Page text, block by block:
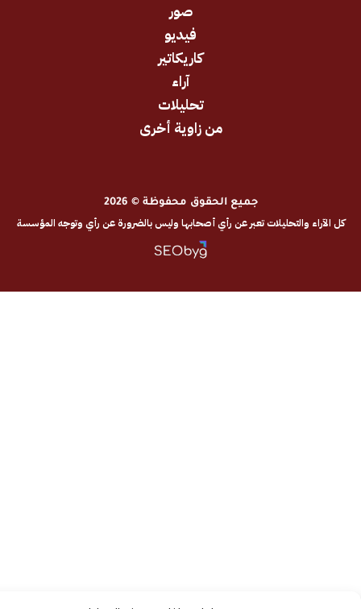
من زاوية أخرى
جميع الحقوق محفوظة © 2026
تعبر عن رأي أصحابها وليس بالضرورة عن رأي وتوجه المؤسسة